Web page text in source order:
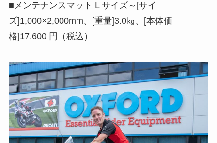
■メンテナンスマット L サイズ～[サイ
ズ]1,000×2,000mm、[重量]3.0㎏、[本体価
格]17,600 円（税込）